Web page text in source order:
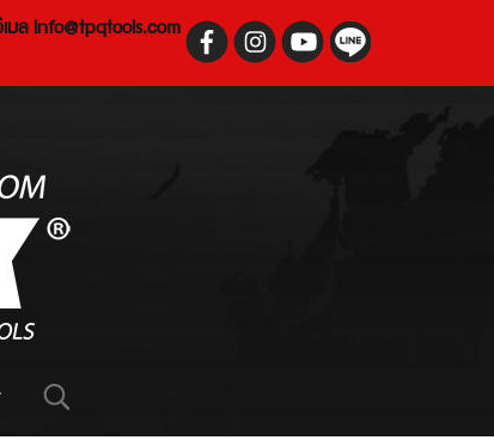
มล info@tpqtools.com